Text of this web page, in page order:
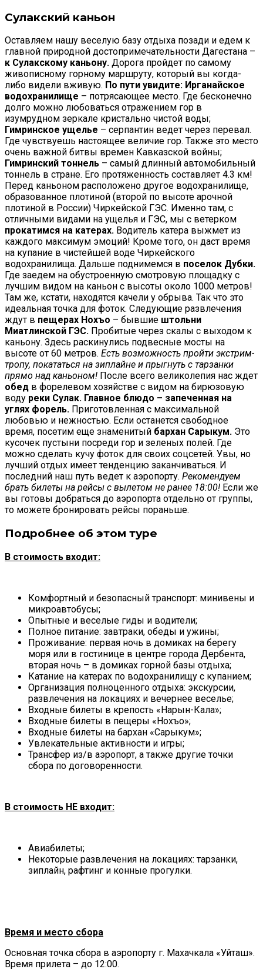
Сулакский каньон
Оставляем нашу веселую базу отдыха позади и едем к
главной природной достопримечательности Дагестана –
к Сулакскому каньону. Дорога пройдет по самому
живописному горному маршруту, который вы когда-
либо видели вживую. По пути увидите: Ирганайское
водохранилище – потрясающее место. Где бесконечно
долго можно любоваться отражением гор в
изумрудном зеркале кристально чистой воды;
Гимринское ущелье – серпантин ведет через перевал.
Где чувствуешь настоящее величие гор. Также это место
очень важной битвы времен Кавказской войны;
Гимринский тоннель – самый длинный автомобильный
тоннель в стране. Его протяженность составляет 4.3 км!
Перед каньоном расположено другое водохранилище,
образованное плотиной (второй по высоте арочной
плотиной в России) Чиркейской ГЭС. Именно там, с
отличными видами на ущелья и ГЭС, мы с ветерком
прокатимся на катерах. Водитель катера выжмет из
каждого максимум эмоций! Кроме того, он даст время
на купание в чистейшей воде Чиркейского
водохранилища. Дальше поднимемся в поселок Дубки.
Где заедем на обустроенную смотровую площадку с
лучшим видом на каньон с высоты около 1000 метров!
Там же, кстати, находятся качели у обрыва. Так что это
идеальная точка для фоток. Следующие развлечения
ждут в пещерах Нохъо – бывшие штольни
Миатлинской ГЭС. Пробитые через скалы с выходом к
каньону. Здесь раскинулись подвесные мосты на
высоте от 60 метров. Есть возможность пройти экстрим-
тропу, покататься на зиплайне и прыгнуть с тарзанки
прямо над каньоном! После всего великолепия нас ждет
обед в форелевом хозяйстве с видом на бирюзовую
воду реки Сулак. Главное блюдо – запеченная на
углях форель. Приготовленная с максимальной
любовью и нежностью. Если останется свободное
время, посетим еще знаменитый бархан Сарыкум. Это
кусочек пустыни посреди гор и зеленых полей. Где
можно сделать кучу фоток для своих соцсетей. Увы, но
лучший отдых имеет тенденцию заканчиваться. И
последний наш путь ведет к аэропорту. Рекомендуем
брать билеты на рейсы с вылетом не ранее 18:00! Если же
вы готовы добраться до аэропорта отдельно от группы,
то можете бронировать рейсы пораньше.
Подробнее об этом туре
В стоимость входит:
Комфортный и безопасный транспорт: минивены и
микроавтобусы;
Опытные и веселые гиды и водители;
Полное питание: завтраки, обеды и ужины;
Проживание: первая ночь в домиках на берегу
моря или в гостинице в центре города Дербента,
вторая ночь – в домиках горной базы отдыха;
Катание на катерах по водохранилищу с купанием;
Организация полноценного отдыха: экскурсии,
развлечения на локациях и вечернее веселье;
Входные билеты в крепость «Нарын-Кала»;
Входные билеты в пещеры «Нохъо»;
Входные билеты на бархан «Сарыкум»;
Увлекательные активности и игры;
Трансфер из/в аэропорт, а также другие точки
сбора по договоренности.
В стоимость НЕ входит:
Авиабилеты;
Некоторые развлечения на локациях: тарзанки,
зиплайн, рафтинг и конные прогулки.
Время и место сбора
Основная точка сбора в аэропорту г. Махачкала «Уйташ».
Время прилета – до 12:00.